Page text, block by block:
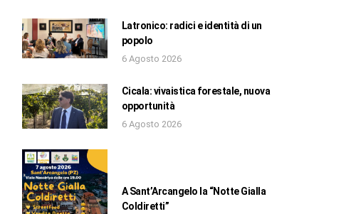
Latronico: radici e identità di un
popolo
6 Agosto 2026
Cicala: vivaistica forestale, nuova
opportunità
6 Agosto 2026
A Sant’Arcangelo la “Notte Gialla
Coldiretti”